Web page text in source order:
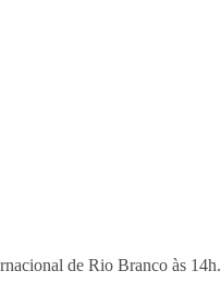
de Rio Branco às 14h.